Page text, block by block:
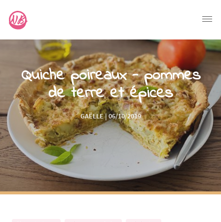
Quiche poireaux - pommes
de terre et épices
GAËLLE | 06/10/2019